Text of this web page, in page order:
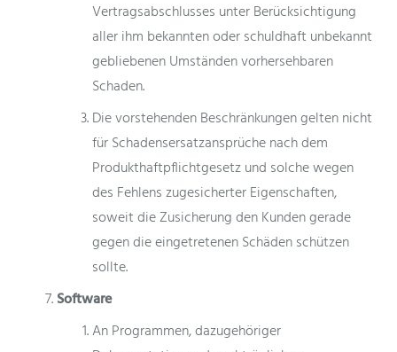
Vertragsabschlusses unter Berücksichtigung
aller ihm bekannten oder schuldhaft unbekannt
gebliebenen Umständen vorhersehbaren
Schaden.
Die vorstehenden Beschränkungen gelten nicht
für Schadensersatzansprüche nach dem
Produkthaftpflichtgesetz und solche wegen
des Fehlens zugesicherter Eigenschaften,
soweit die Zusicherung den Kunden gerade
gegen die eingetretenen Schäden schützen
sollte.
Software
An Programmen, dazugehöriger